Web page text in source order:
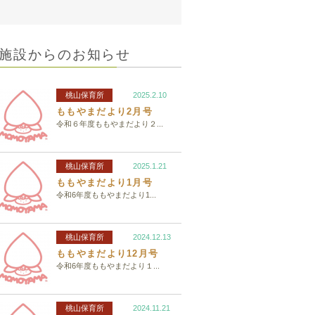
設からのお知らせ
桃山保育所 2025.2.10
ももやまだより2月号
令和６年度ももやまだより２...
桃山保育所 2025.1.21
ももやまだより1月号
令和6年度ももやまだより1...
桃山保育所 2024.12.13
ももやまだより12月号
令和6年度ももやまだより１...
桃山保育所 2024.11.21